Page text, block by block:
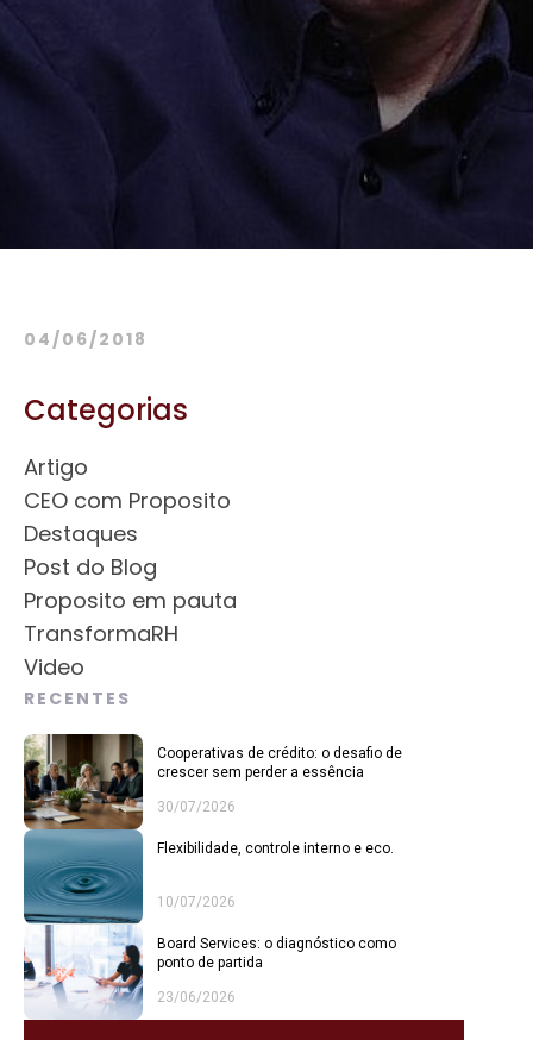
04/06/2018
Categorias
Artigo
CEO com Proposito
Destaques
Post do Blog
Proposito em pauta
TransformaRH
Video
RECENTES
Cooperativas de crédito: o desafio de
crescer sem perder a essência
30/07/2026
Flexibilidade, controle interno e eco.
10/07/2026
Board Services: o diagnóstico como
ponto de partida
23/06/2026